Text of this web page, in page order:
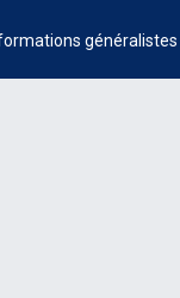
généralistes